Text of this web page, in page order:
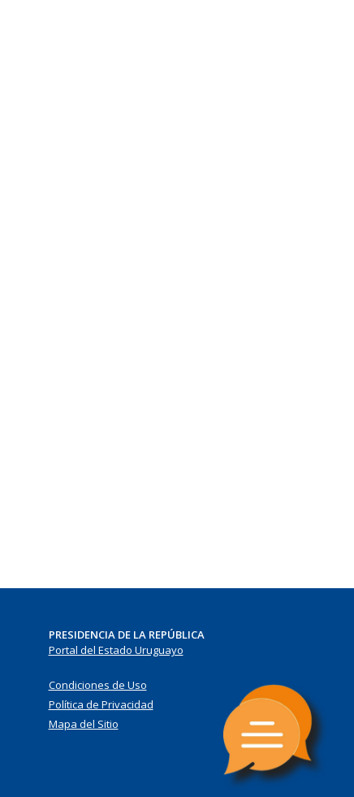
PRESIDENCIA DE LA REPÚBLICA
Portal del Estado Uruguayo
Condiciones de Uso
Política de Privacidad
Mapa del Sitio